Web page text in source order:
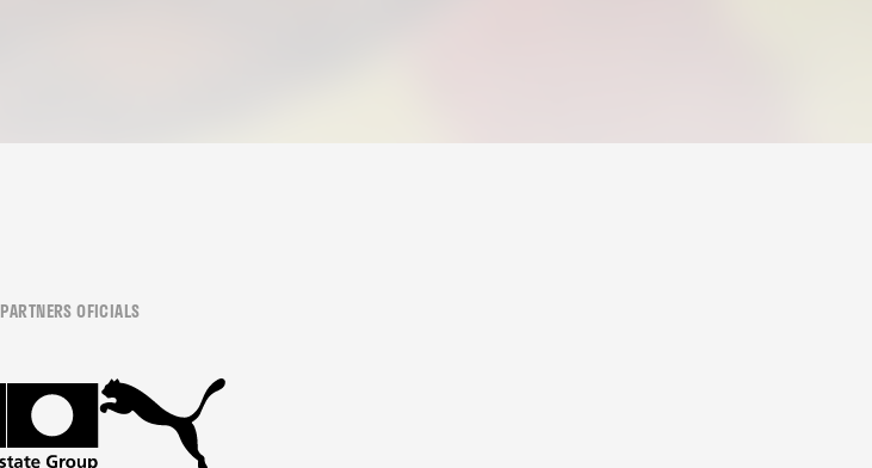
PARTNERS OFICIALS